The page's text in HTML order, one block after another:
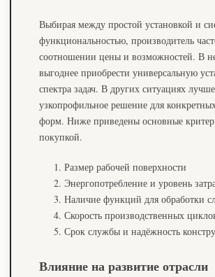
Выбирая между простой установкой и
функциональностью, производитель
соотношении цены и возможностей. В
выгоднее приобрести универсальную
спектра задач. В других ситуациях
узкопрофильное решение для
форм. Ниже приведены основные
покупкой.
Размер рабочей поверхности
Энергопотребление и уровень
Наличие функций для обработки
Скорость производственных
Срок службы и надёжность
Влияние на развитие отрасли